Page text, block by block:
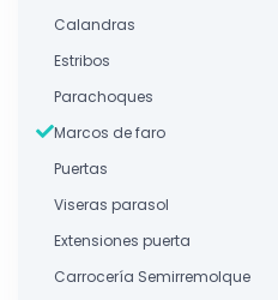
Calandras
Estribos
Parachoques
Marcos de faro
Puertas
Viseras parasol
Extensiones puerta
Carrocería Semirremolque